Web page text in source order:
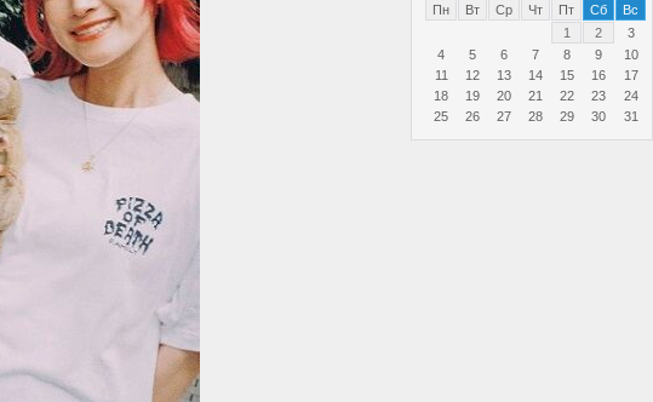
Пн Вт Ср Чт Пт Сб
Вс
1
2
3
4
5 6 7 8 9
10
11
12 13 14 15 16
17
18
19 20 21 22 23
24
25
26 27 28 29 30 31